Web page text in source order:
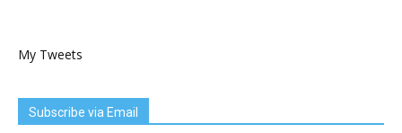
My Tweets
Subscribe via Email